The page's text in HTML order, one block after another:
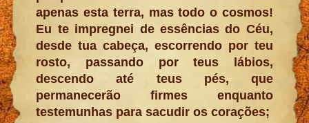
apenas esta terra, mas todo o cosmos!
Eu te impregnei de essências do Céu,
desde tua cabeça, escorrendo por teu
rosto, passando por teus lábios,
descendo até teus pés, que
permanecerão firmes enquanto
testemunhas para sacudir os corações;